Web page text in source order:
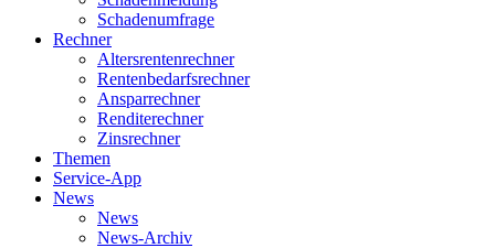
Schadenumfrage
Rechner
Altersrentenrechner
Rentenbedarfsrechner
Ansparrechner
Renditerechner
Zinsrechner
Themen
Service-App
News
News
News-Archiv